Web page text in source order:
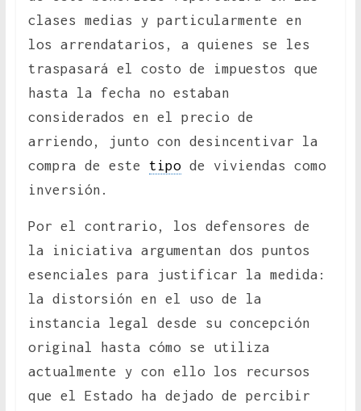
clases medias y particularmente en
los arrendatarios, a quienes se les
traspasará el costo de impuestos que
hasta la fecha no estaban
considerados en el precio de
arriendo, junto con desincentivar la
compra de este tipode viviendas como
inversión.
Por el contrario, los defensores de
la iniciativa argumentan dos puntos
esenciales para justificar la medida:
la distorsión en el uso de la
instancia legal desde su concepción
original hasta cómo se utiliza
actualmente y con ello los recursos
que el Estado ha dejado de percibir